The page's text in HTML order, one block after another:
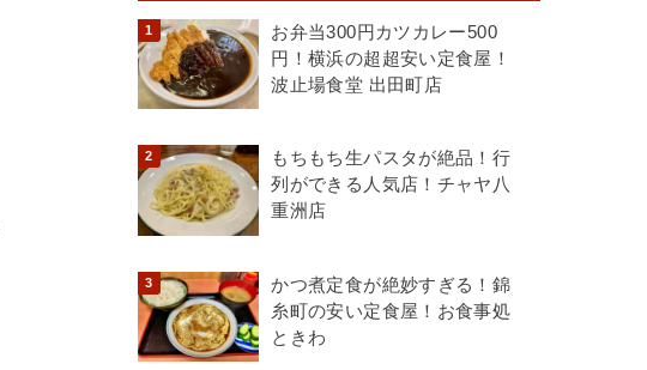
お弁当300円カツカレー500
円！横浜の超超安い定食屋！
波止場食堂 出田町店
もちもち生パスタが絶品！行
列ができる人気店！チャヤ八
重洲店
かつ煮定食が絶妙すぎる！錦
糸町の安い定食屋！お食事処
ときわ